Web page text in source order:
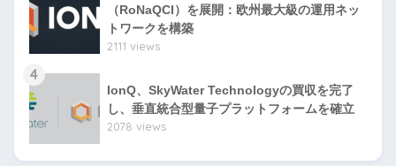
（RoNaQCI）を展開：欧州最大級の運用ネッ
トワークを構築
2111 views
4
IonQ、SkyWater Technologyの買収を完了
し、垂直統合型量子プラットフォームを確立
2078 views